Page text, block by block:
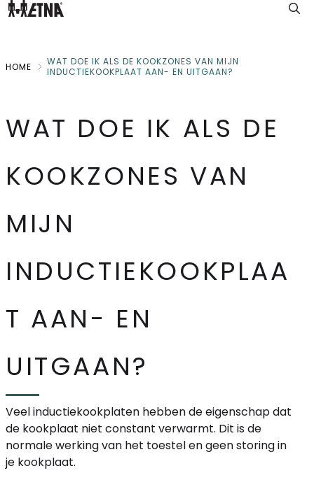
Skip
HOME
WAT DOE IK ALS DE KOOKZONES VAN MIJN
INDUCTIEKOOKPLAAT AAN- EN UITGAAN?
WAT DOE IK ALS DE
KOOKZONES VAN
MIJN
INDUCTIEKOOKPLAA
T AAN- EN
UITGAAN?
Veel inductiekookplaten hebben de eigenschap dat
de kookplaat niet constant verwarmt. Dit is de
normale werking van het toestel en geen storing in
je kookplaat.